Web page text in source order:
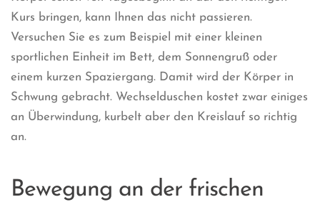
Kurs bringen, kann Ihnen das nicht passieren.
Versuchen Sie es zum Beispiel mit einer kleinen
sportlichen Einheit im Bett, dem Sonnengruß oder
einem kurzen Spaziergang. Damit wird der Körper in
Schwung gebracht. Wechselduschen kostet zwar einiges
an Überwindung, kurbelt aber den Kreislauf so richtig
an.
Bewegung an der frischen